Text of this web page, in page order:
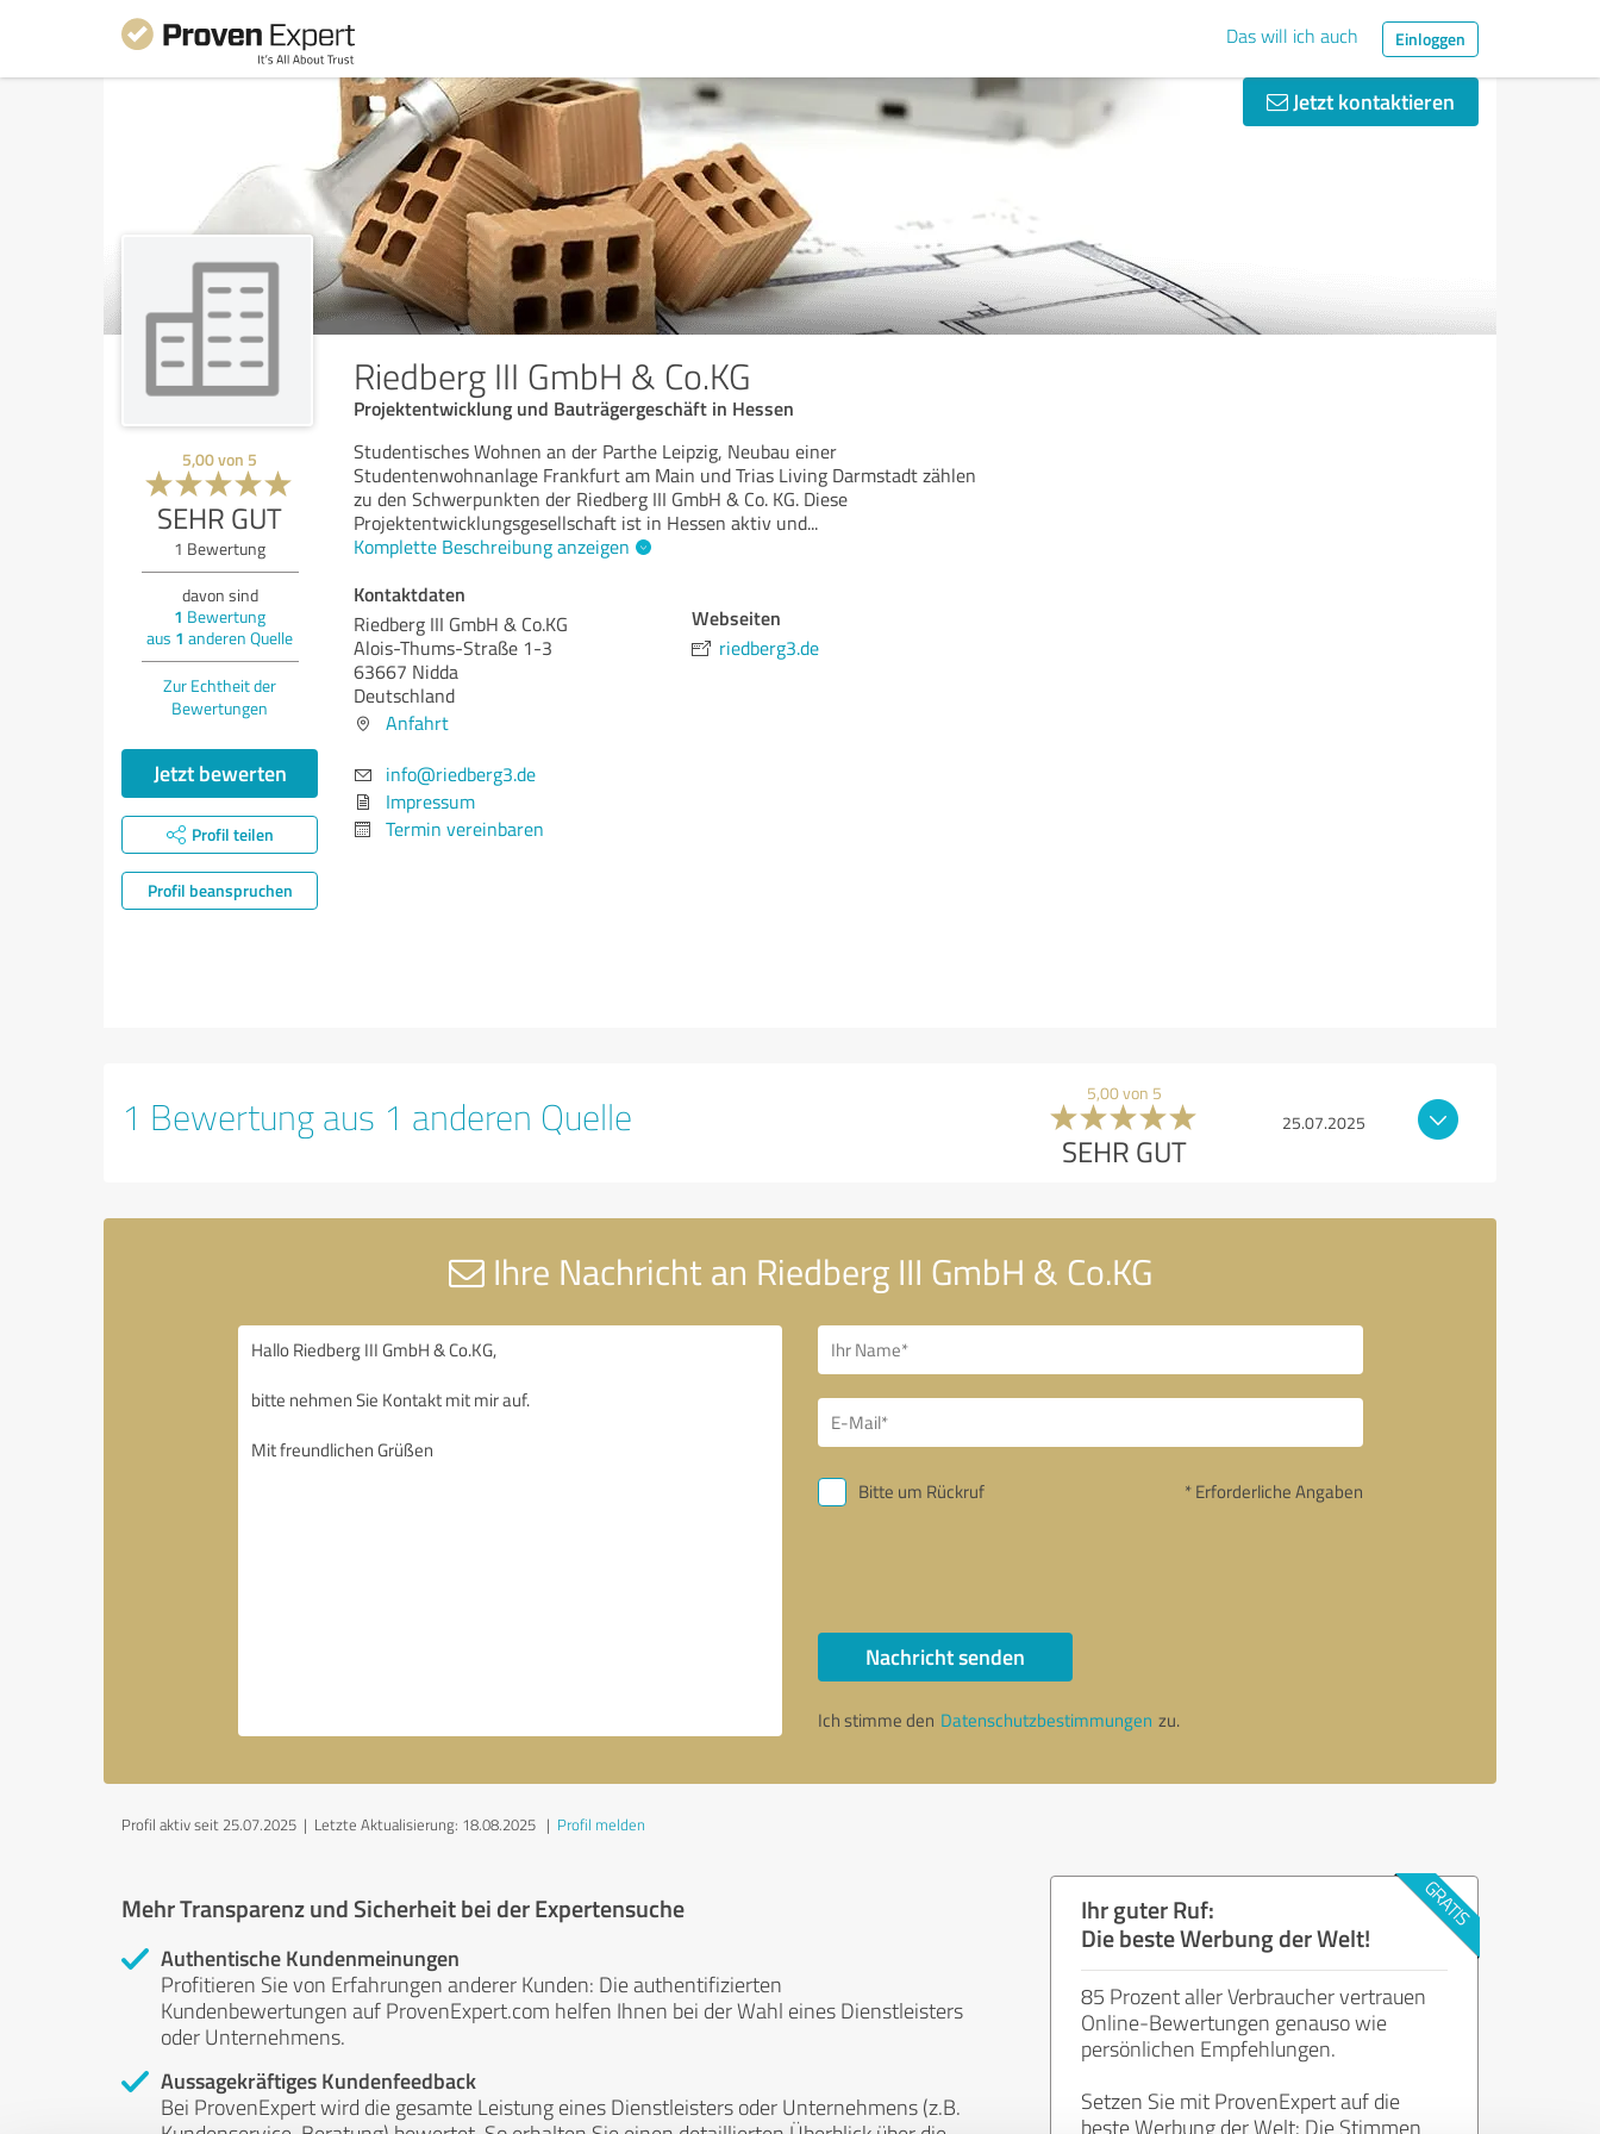
Das will ich auch Einloggen
Jetzt kontaktieren
Riedberg III GmbH & Co.KG
Projektentwicklung und Bauträgergeschäft in Hessen
5,00von 5
SEHR GUT
1 Bewertung
davon sind
1 Bewertung
aus 1 anderen Quelle
Zur Echtheit der
Bewertungen
Jetzt bewerten
Profil teilen
Profil beanspruchen
Studentisches Wohnen an der Parthe Leipzig, Neubau einer
Studentenwohnanlage Frankfurt am Main und Trias Living Darmstadt zählen
zu den Schwerpunkten der Riedberg III GmbH & Co. KG. Diese
Projektentwicklungsgesellschaft ist in Hessen aktiv und...
Komplette Beschreibung anzeigen
Kontaktdaten
Riedberg III GmbH & Co.KG
Alois-Thums-Straße 1-3
63667 Nidda
Deutschland
Anfahrt
info@riedberg3.de
Impressum
Termin vereinbaren
Webseiten
riedberg3.de
1 Bewertung aus 1 anderen Quelle 5,00 von 5
SEHR GUT
25.07.2025
Ihre Nachricht an Riedberg III GmbH & Co.KG
Bitte um Rückruf * Erforderliche Angaben
Nachricht senden
Ich stimme den Datenschutzbestimmungen zu.
Profil aktiv seit 25.07.2025 | Letzte Aktualisierung: 18.08.2025 | Profil melden
Mehr Transparenz und Sicherheit bei der Expertensuche
Authentische Kundenmeinungen
Profitieren Sie von Erfahrungen anderer Kunden: Die authentifizierten
Kundenbewertungen auf ProvenExpert.com helfen Ihnen bei der Wahl eines Dienstleisters
oder Unternehmens.
Aussagekräftiges Kundenfeedback
Bei ProvenExpert wird die gesamte Leistung eines Dienstleisters oder Unternehmens (z.B.
Ihr guter Ruf:
Die beste Werbung der Welt!
85 Prozent aller Verbraucher vertrauen
Online-Bewertungen genauso wie
persönlichen Empfehlungen.
Setzen Sie mit ProvenExpert auf die
beste Werbung der Welt: Die Stimmen